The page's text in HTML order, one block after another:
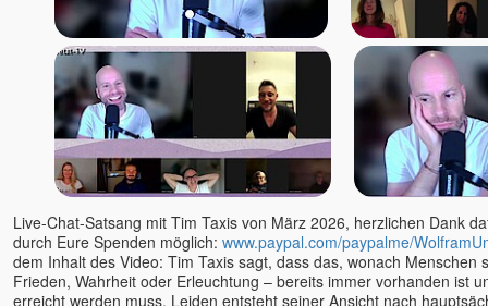
Live-Chat-Satsang mit Tim Taxis von März 2026, herzlichen Dank
durch Eure Spenden möglich: www.paypal.com/paypalme/
dem Inhalt des Video: Tim Taxis sagt, dass das, wonach Menschen
Frieden, Wahrheit oder Erleuchtung – bereits immer vorhanden ist
erreicht werden muss. Leiden entsteht seiner Ansicht nach